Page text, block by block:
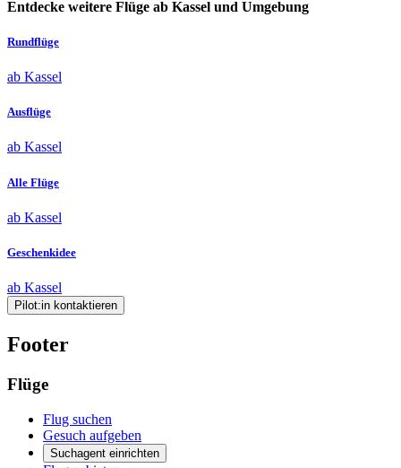
Entdecke weitere Flüge ab Kassel und Umgebung
Rundflüge
ab Kassel
Ausflüge
ab Kassel
Alle Flüge
ab Kassel
Geschenkidee
ab Kassel
Pilot:in kontaktieren
Footer
Flüge
Flug suchen
Gesuch aufgeben
Suchagent einrichten